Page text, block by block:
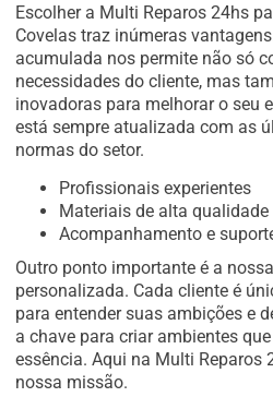
Escolher a Multi Reparos 24hs
Covelas traz inúmeras
acumulada nos permite não só
necessidades do cliente, mas
inovadoras para melhorar o seu
está sempre atualizada com as
normas do setor.
Profissionais experientes
Materiais de alta qualidade
Acompanhamento e
Outro ponto importante é a
personalizada. Cada cliente é
para entender suas ambições e
a chave para criar ambientes
essência. Aqui na Multi Reparos
nossa missão.